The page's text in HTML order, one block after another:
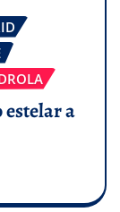
estelar a